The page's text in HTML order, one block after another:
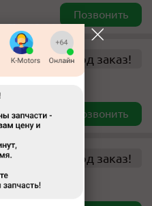
Позвонить
Под заказ!
Позвонить
Под заказ!